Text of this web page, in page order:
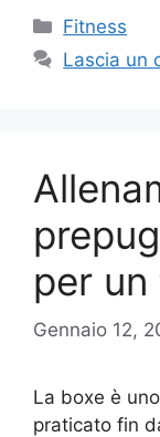
Fitness
Lascia un
per
Gennaio 12,
La boxe è
praticato fin